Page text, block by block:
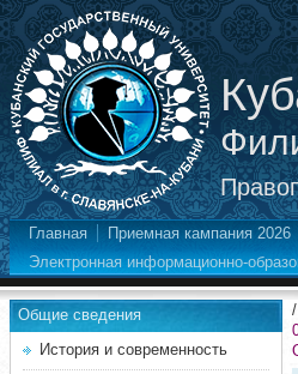
Главная Приемная кампания 2026
Электронная информационно-
Общие сведения
История и современность
/